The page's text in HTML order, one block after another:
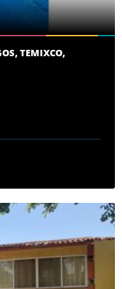
TEMIXCO,